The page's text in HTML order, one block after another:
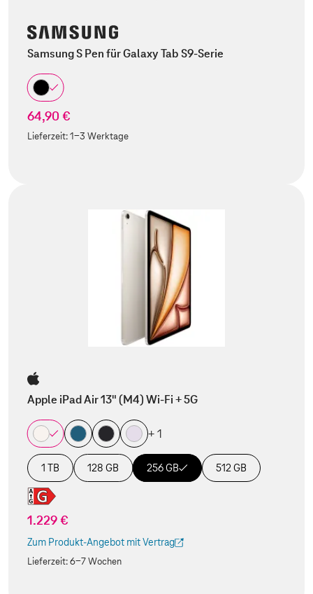
Samsung S Pen für Galaxy Tab S9-Serie
64,90 €
Lieferzeit:1-3 Werktage
Apple iPad Air 13" (M4) Wi-Fi + 5G
+ 1
1 TB 128 GB 256 GB 512 GB
1.229 €
Zum Produkt-Angebot mit Vertrag
(Der Link wird in einem neuen Tab geöffnet)
Lieferzeit:6-7 Wochen